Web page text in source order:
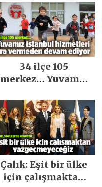
34 ilçe 105
merkez… Yuvamız
ara vermeden
devam ediyor
Çalık: Eşit bir ülke
için çalışmaktan